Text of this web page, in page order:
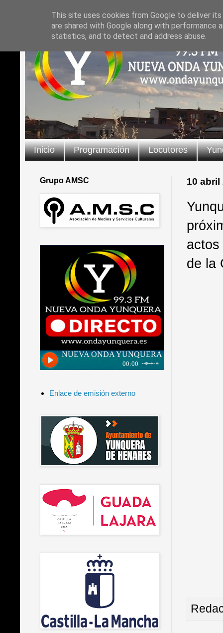
Inicio Programación Locutores
10 abril
de la
Grupo AMSC
Enlace de emisión externo
This site uses cookies from Google to deliver
are shared with Google along with
statistics, and to detect and address abuse.